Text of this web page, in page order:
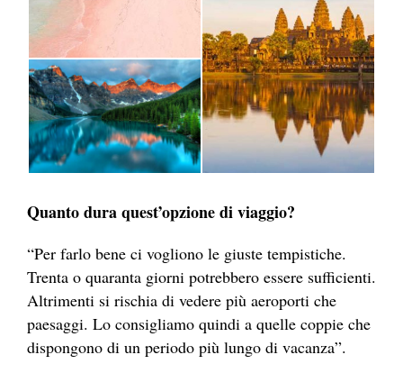
Quanto dura quest’opzione di viaggio?
“Per farlo bene ci vogliono le giuste tempistiche.
Trenta o quaranta giorni potrebbero essere sufficienti.
Altrimenti si rischia di vedere più aeroporti che
paesaggi. Lo consigliamo quindi a quelle coppie che
dispongono di un periodo più lungo di vacanza”.